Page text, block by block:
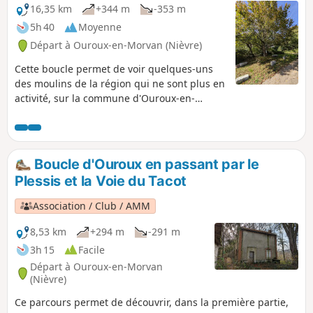
s'est déplacé à Liernais, en Côte-d'Or. Ce
"point européen" est représenté par un
morceau de granit et vous trouverez tout au
long du trajet des panneaux expliquant le
rôle de la Zone Euro.
16,35 km
+344 m
-353 m
5h 40
Moyenne
Départ à Ouroux-en-Morvan (Nièvre)
Cette boucle permet de voir quelques-uns
des moulins de la région qui ne sont plus en
activité, sur la commune d'Ouroux-en-
découvrir quelques-uns des hameaux de la
commune.
Boucle d'Ouroux en passant par le
Plessis et la Voie du Tacot
Association / Club / AMM
8,53 km
+294 m
-291 m
3h 15
Facile
Départ à Ouroux-en-Morvan
(Nièvre)
Ce parcours permet de découvrir, dans la première partie,